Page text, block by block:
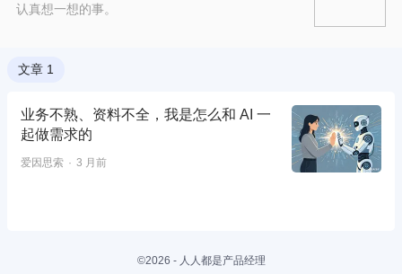
认真想一想的事。
文章 1
业务不熟、资料不全，我是怎么和 AI 一
起做需求的
爱因思索 3 月前
©2026 - 人人都是产品经理